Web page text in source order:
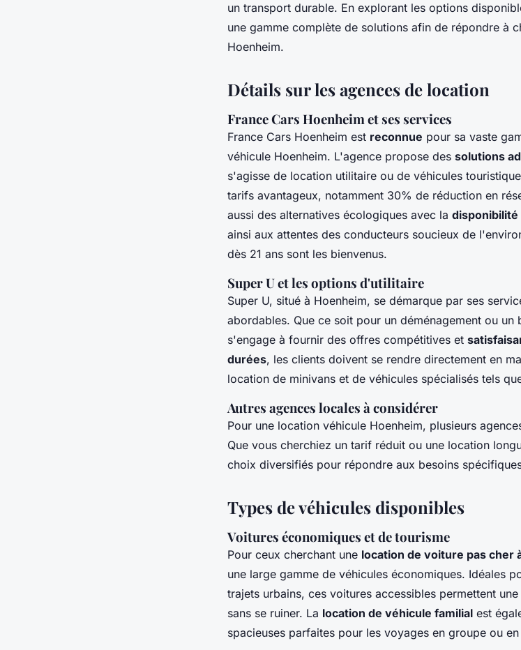
un transport durable. En explorant les options
une gamme complète de solutions afin de répondre à
Hoenheim.
Détails sur les agences de location
France Cars Hoenheim et ses services
France Cars Hoenheim est reconnue pour sa vaste
véhicule Hoenheim. L'agence propose des solutions
s'agisse de location utilitaire ou de véhicules
tarifs avantageux, notamment 30% de réduction en
aussi des alternatives écologiques avec la disponibilité
ainsi aux attentes des conducteurs soucieux de
dès 21 ans sont les bienvenus.
Super U et les options d'utilitaire
Super U, situé à Hoenheim, se démarque par ses
abordables. Que ce soit pour un déménagement ou
s'engage à fournir des offres compétitives et
durées, les clients doivent se rendre directement en
location de minivans et de véhicules spécialisés tels
Autres agences locales à considérer
Pour une location véhicule Hoenheim, plusieurs
Que vous cherchiez un tarif réduit ou une location
choix diversifiés pour répondre aux besoins
Types de véhicules disponibles
Voitures économiques et de tourisme
Pour ceux cherchant une location de voiture pas cher
une large gamme de véhicules économiques. Idéales
trajets urbains, ces voitures accessibles permettent une
sans se ruiner. La location de véhicule familial est
spacieuses parfaites pour les voyages en groupe ou